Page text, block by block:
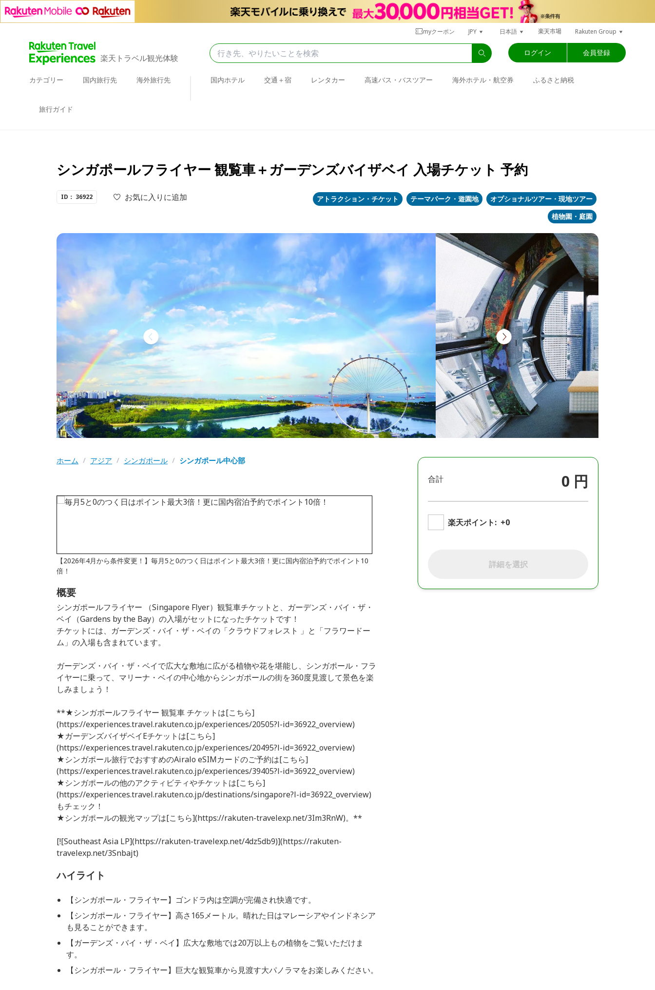
myクーポン JPY 日本語 楽天市場 Rakuten Group
楽天トラベル観光体験
ログイン 会員登録
カテゴリー 国内旅行先 海外旅行先 国内ホテル 交通＋宿 レンタカー 高速バス・バスツアー 海外ホテル・航空券 ふるさと納税
旅行ガイド
シンガポールフライヤー 観覧車＋ガーデンズバイザベイ 入場チケット 予約
ID： 36922 お気に入りに追加 アトラクション・チケット テーマパーク・遊園地
オプショナルツアー・現地ツアー
植物園・庭園
ホーム / アジア / シンガポール / シンガポール中心部
【2026年4月から条件変更！】毎月5と0のつく日はポイント最大3倍！更に国内宿泊予約でポイント10
倍！
概要
シンガポールフライヤー （Singapore Flyer）観覧車チケットと、ガーデンズ・バイ・ザ・
ベイ（Gardens by the Bay）の入場がセットになったチケットです！
チケットには、ガーデンズ・バイ・ザ・ベイの「クラウドフォレスト 」と「フラワードー
ム」の入場も含まれています。
ガーデンズ・バイ・ザ・ベイで広大な敷地に広がる植物や花を堪能し、シンガポール・フラ
イヤーに乗って、マリーナ・ベイの中心地からシンガポールの街を360度見渡して景色を楽
しみましょう！
**★シンガポールフライヤー 観覧車 チケットは[こちら]
(https://experiences.travel.rakuten.co.jp/experiences/20505?l-id=36922_overview)
★ガーデンズバイザベイEチケットは[こちら]
(https://experiences.travel.rakuten.co.jp/experiences/20495?l-id=36922_overview)
★シンガポール旅行でおすすめのAiralo eSIMカードのご予約は[こちら]
(https://experiences.travel.rakuten.co.jp/experiences/39405?l-id=36922_overview)
★シンガポールの他のアクティビティやチケットは[こちら]
(https://experiences.travel.rakuten.co.jp/destinations/singapore?l-id=36922_overview)
もチェック！
★シンガポールの観光マップは[こちら](https://rakuten-travelexp.net/3Im3RnW)。**
[![Southeast Asia LP](https://rakuten-travelexp.net/4dz5db9)](https://rakuten-
travelexp.net/3Snbajt)
ハイライト
【シンガポール・フライヤー】ゴンドラ内は空調が完備され快適です。
【シンガポール・フライヤー】高さ165メートル。晴れた日はマレーシアやインドネシア
も見ることができます。
【ガーデンズ・バイ・ザ・ベイ】広大な敷地では20万以上もの植物をご覧いただけま
す。
【シンガポール・フライヤー】巨大な観覧車から見渡す大パノラマをお楽しみください。
合計 0 円
楽天ポイント: +0
詳細を選択